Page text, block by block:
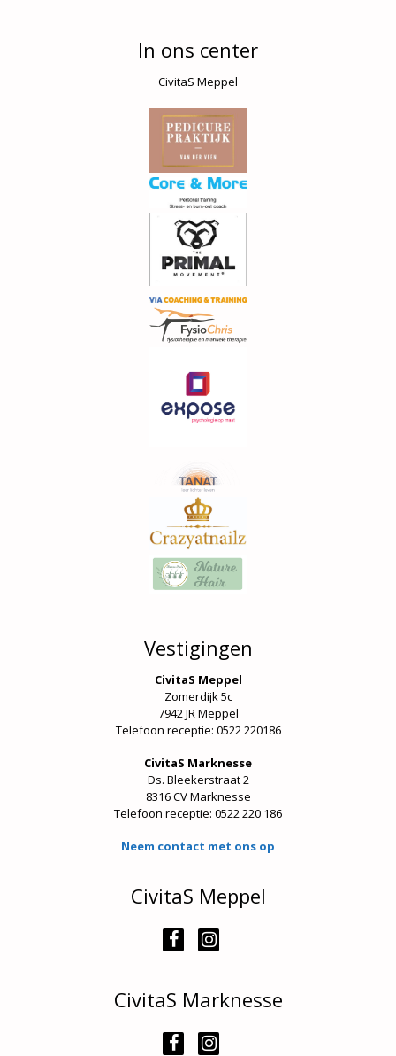
In ons center
CivitaS Meppel
Vestigingen
CivitaS Meppel
Zomerdijk 5c
7942 JR Meppel
Telefoon receptie: 0522 220186
CivitaS Marknesse
Ds. Bleekerstraat 2
8316 CV Marknesse
Telefoon receptie: 0522 220 186
Neem contact met ons op
CivitaS Meppel
CivitaS Marknesse